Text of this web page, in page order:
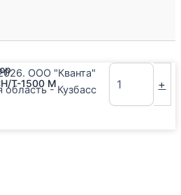
ООО "Кванта"
область - Кузбасс
T-1500 M
+